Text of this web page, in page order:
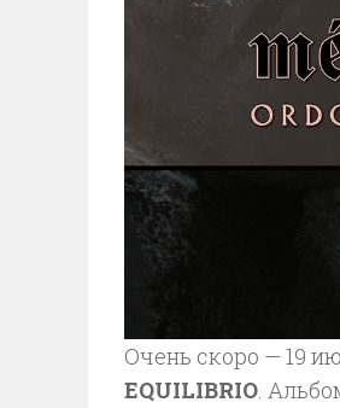
Очень скоро — 19
EQUILIBRIO.